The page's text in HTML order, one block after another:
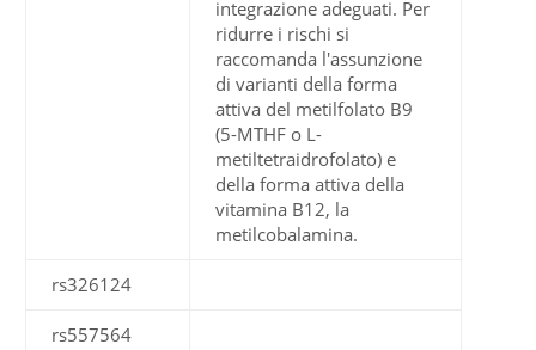
integrazione adeguati. Per
ridurre i rischi si
raccomanda l'assunzione
di varianti della forma
attiva del metilfolato B9
(5-MTHF o L-
metiltetraidrofolato) e
della forma attiva della
vitamina B12, la
metilcobalamina.
rs326124
rs557564